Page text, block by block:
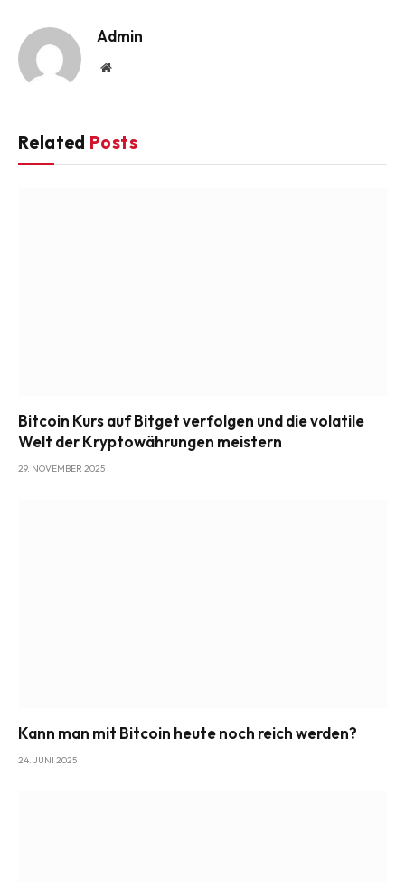
Admin
Website
Related Posts
Bitcoin Kurs auf Bitget verfolgen und die volatile
Welt der Kryptowährungen meistern
29. NOVEMBER 2025
Kann man mit Bitcoin heute noch reich werden?
24. JUNI 2025